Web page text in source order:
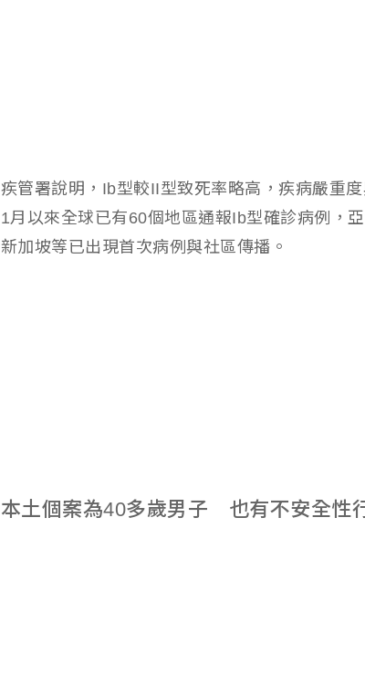
疾管署說明，Ib型較II型致死率略高，疾病嚴重
1月以來全球已有60個地區通報Ib型確診病例，
新加坡等已出現首次病例與社區傳播。
本土個案為40多歲男子 也有不安全性